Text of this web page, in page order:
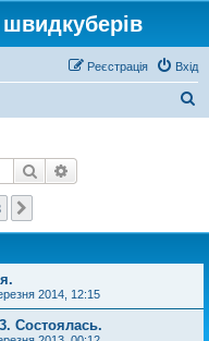
Вхід
Реєстрація
Пошук
2014, 12:15
Состоялась.